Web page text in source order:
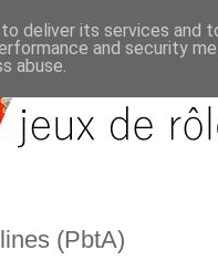
(PbtA)
deliver its services and
and security
abuse.